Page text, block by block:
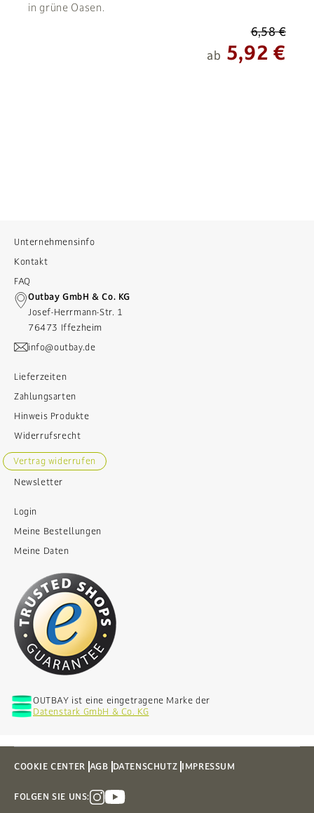
in grüne Oasen.
6,58 €
ab 5,92 €
Unternehmensinfo
Kontakt
FAQ
Outbay GmbH & Co. KG
Josef-Herrmann-Str. 1
76473 Iffezheim
info@outbay.de
Lieferzeiten
Zahlungsarten
Hinweis Produkte
Widerrufsrecht
Vertrag widerrufen
Newsletter
Login
Meine Bestellungen
Meine Daten
OUTBAY ist eine eingetragene Marke der
Datenstark GmbH & Co. KG
COOKIE CENTER AGB DATENSCHUTZ IMPRESSUM
FOLGEN SIE UNS: